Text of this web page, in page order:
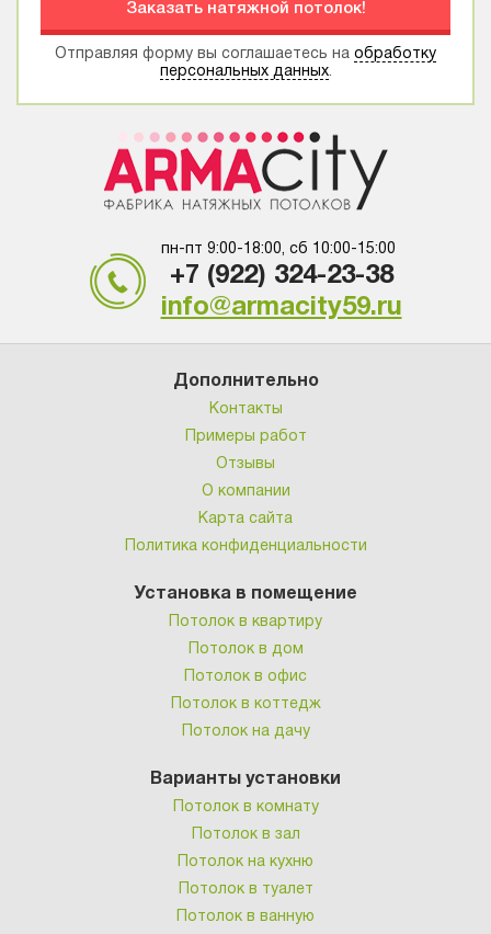
Заказать натяжной потолок!
Отправляя форму вы соглашаетесь на обработку
персональных данных.
пн-пт 9:00-18:00, сб 10:00-15:00
+7 (922) 324-23-38
info@armacity59.ru
Дополнительно
Контакты
Примеры работ
Отзывы
О компании
Карта сайта
Политика конфиденциальности
Установка в помещение
Потолок в квартиру
Потолок в дом
Потолок в офис
Потолок в коттедж
Потолок на дачу
Варианты установки
Потолок в комнату
Потолок в зал
Потолок на кухню
Потолок в туалет
Потолок в ванную